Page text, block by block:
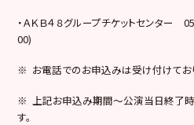
・ＡＫＢ４８グループチケットセンター
00)
※ お電話でのお申込みは受け付けてお
※ 上記お申込み期間～公演当日終了時
す。